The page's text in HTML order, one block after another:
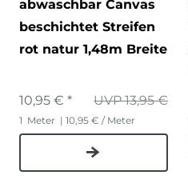
abwaschbar Canvas
beschichtet Streifen
rot natur 1,48m Breite
UVP 13,95 €
10,95 € *
1 Meter | 10,95 € / Meter